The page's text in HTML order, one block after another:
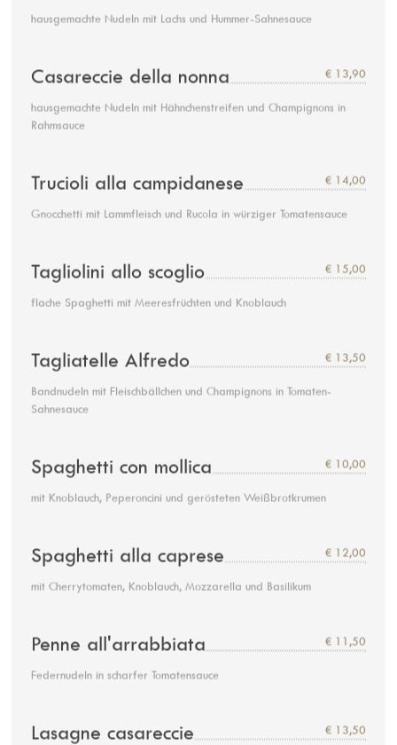
hausgemachte Nudeln mit Lachs und Hummer-Sahnesauce
Casareccie della nonna € 13,90
hausgemachte Nudeln mit Hähnchenstreifen und Champignons in
Rahmsauce
Trucioli alla campidanese € 14,00
Gnocchetti mit Lammfleisch und Rucola in würziger Tomatensauce
Tagliolini allo scoglio € 15,00
flache Spaghetti mit Meeresfrüchten und Knoblauch
Tagliatelle Alfredo € 13,50
Bandnudeln mit Fleischbällchen und Champignons in Tomaten-
Sahnesauce
Spaghetti con mollica € 10,00
mit Knoblauch, Peperoncini und gerösteten Weißbrotkrumen
Spaghetti alla caprese € 12,00
mit Cherrytomaten, Knoblauch, Mozzarella und Basilikum
Penne all'arrabbiata € 11,50
Federnudeln in scharfer Tomatensauce
Lasagne casareccie € 13,50